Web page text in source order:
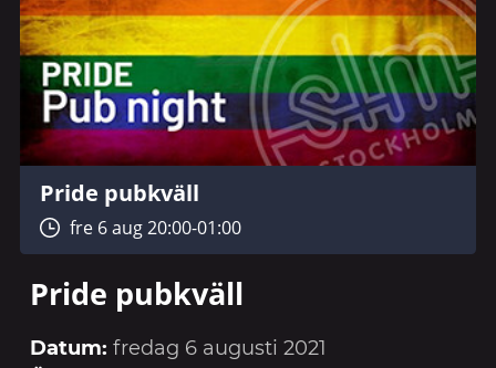
Pride pubkväll
fre 6 aug 20:00-01:00
Pride pubkväll
Datum: fredag 6 augusti 2021